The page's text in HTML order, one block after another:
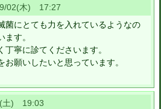
02(木) 17:27
菌にとても力を入れているようなの
す。
寧に診てくださいます。
願いしたいと思っています。
) 19:03